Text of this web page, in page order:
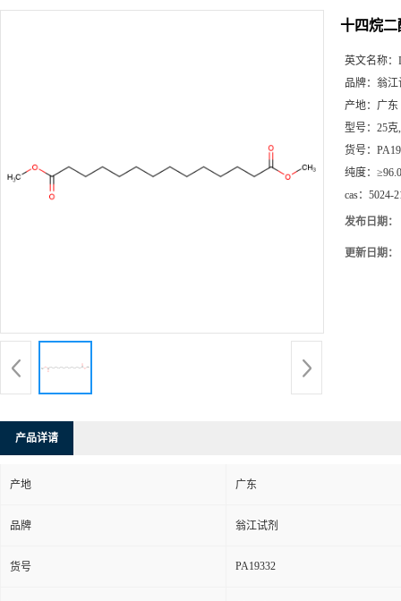
十四烷二
英文名称：
品牌： 翁江
产地： 广东
型号： 25克
货号：
纯度：
cas： 5024-
发布日期：
更新日期：
产品详请
产地 广东
品牌 翁江试剂
货号 PA19332